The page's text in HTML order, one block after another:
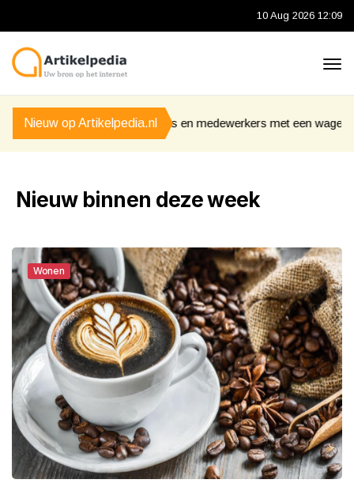
10 Aug 2026 12:09
Nieuw op Artikelpedia.nl
en medewerkers met een wagenpark De perfecte
Nieuw binnen deze week
Wonen